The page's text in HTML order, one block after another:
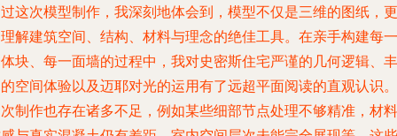
这次模型制作，我深刻地体会到，模型不仅是三维的图纸，更
解建筑空间、结构、材料与理念的绝佳工具。在亲手构建每一
块、每一面墙的过程中，我对史密斯住宅严谨的几何逻辑、丰
空间体验以及迈耶对光的运用有了远超平面阅读的直观认识。
制作也存在诸多不足，例如某些细部节点处理不够精准，材料